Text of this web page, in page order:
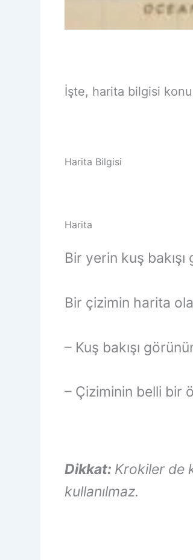
İşte, harita bilgisi konu
Harita Bilgisi
Harita
Bir yerin kuş
Bir çizimin harita
– Kuş bakışı
– Çiziminin belli bir
Dikkat: Krokiler de
kullanılmaz.